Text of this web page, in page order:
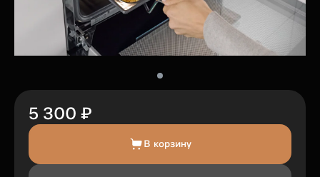
5 300 ₽
В корзину